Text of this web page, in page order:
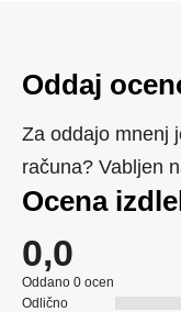
Oddaj
Za oddajo mnenj
računa? Vabljen
Ocena
0,0
Oddano 0 ocen
Odlično